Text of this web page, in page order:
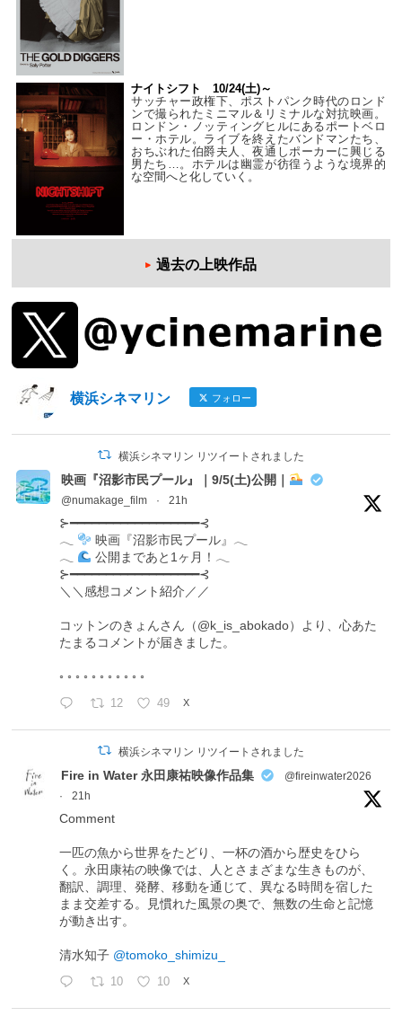
ナイトシフト 10/24(土)～
サッチャー政権下、ポストパンク時代のロンド
ンで撮られたミニマル＆リミナルな対抗映画。
ロンドン・ノッティングヒルにあるポートベロ
ー・ホテル。ライブを終えたバンドマンたち、
おちぶれた伯爵夫人、夜通しポーカーに興じる
男たち…。ホテルは幽霊が彷徨うような境界的
な空間へと化していく。
過去の上映作品
横浜シネマリン フォロー
横浜シネマリン リツイートされました
映画『沼影市民プール』｜9/5(土)公開｜
@numakage_film · 21h
⊱━━━━━━━━━━━━━━━━━━⊰
𓂃
映画『沼影市民プール』𓂃
𓂃
公開まであと1ヶ月！𓂃
⊱━━━━━━━━━━━━━━━━━━⊰
＼＼感想コメント紹介／／
コットンのきょんさん（@k_is_abokado）より、心あた
たまるコメントが届きました。
◦ ◦ ◦ ◦ ◦ ◦ ◦ ◦ ◦ ◦ ◦
12 49 X
横浜シネマリン リツイートされました
Fire in Water 永田康祐映像作品集
@fireinwater2026
·
21h
Comment
一匹の魚から世界をたどり、一杯の酒から歴史をひら
く。永田康祐の映像では、人とさまざまな生きものが、
翻訳、調理、発酵、移動を通じて、異なる時間を宿した
まま交差する。見慣れた風景の奥で、無数の生命と記憶
が動き出す。
清水知子 @tomoko_shimizu_
10 10 X